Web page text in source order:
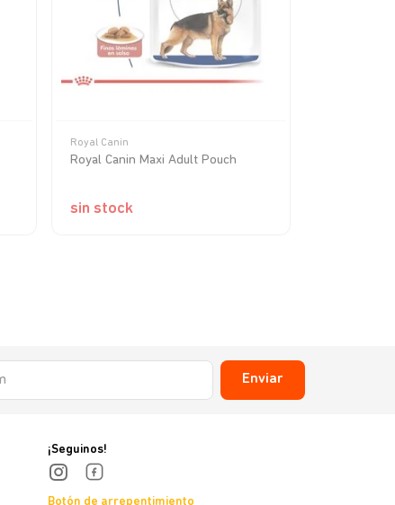
Royal Canin
Royal Canin Maxi Adult Pouch
sin stock
Enviar
¡Seguinos!
Botón de arrepentimiento